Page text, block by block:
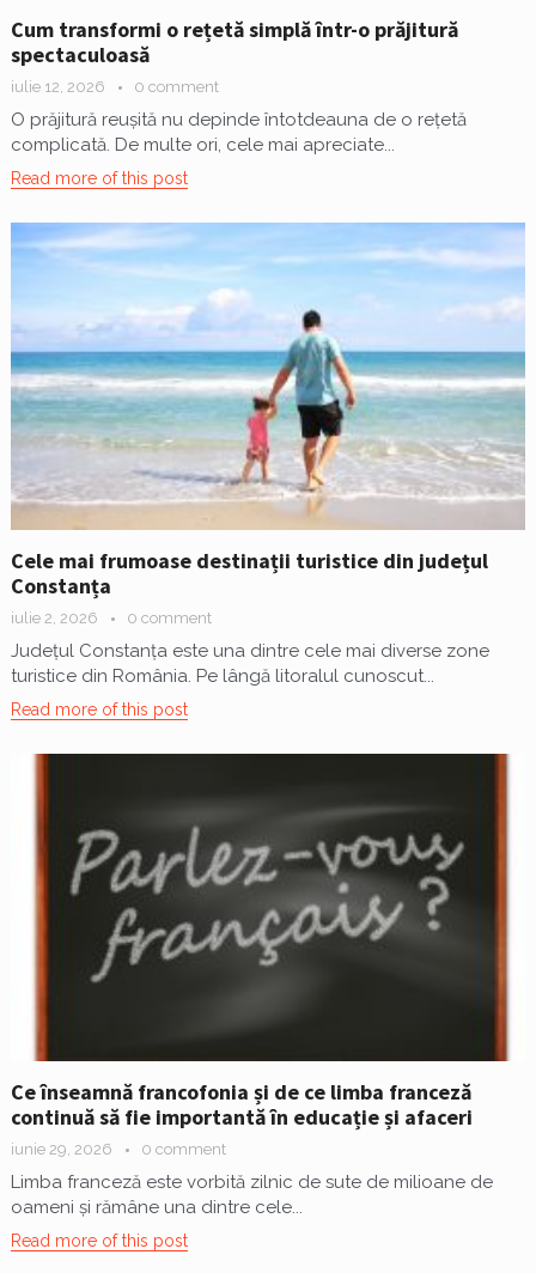
Cum transformi o rețetă simplă într-o prăjitură
spectaculoasă
iulie 12, 2026 0 comment
O prăjitură reușită nu depinde întotdeauna de o rețetă
complicată. De multe ori, cele mai apreciate...
Read more of this post
Cele mai frumoase destinații turistice din județul
Constanța
iulie 2, 2026 0 comment
Județul Constanța este una dintre cele mai diverse zone
turistice din România. Pe lângă litoralul cunoscut...
Read more of this post
Ce înseamnă francofonia și de ce limba franceză
continuă să fie importantă în educație și afaceri
iunie 29, 2026 0 comment
Limba franceză este vorbită zilnic de sute de milioane de
oameni și rămâne una dintre cele...
Read more of this post